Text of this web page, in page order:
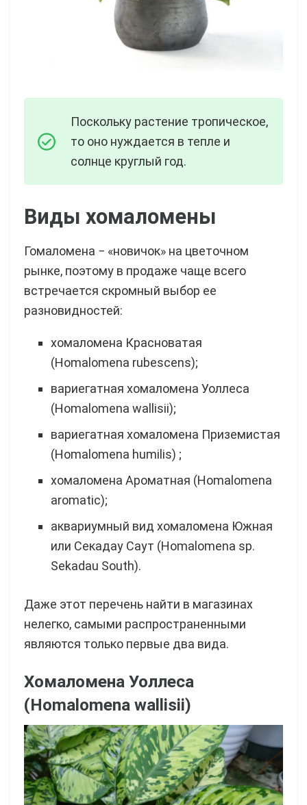
Поскольку растение тропическое,
то оно нуждается в тепле и
солнце круглый год.
Виды хомаломены
Гомаломена − «новичок» на цветочном
рынке, поэтому в продаже чаще всего
встречается скромный выбор ее
разновидностей:
хомаломена Красноватая
(Homalomena rubescens);
вариегатная хомаломена Уоллеса
(Homalomena wallisii);
вариегатная хомаломена Приземистая
(Homalomena humilis) ;
хомаломена Ароматная (Homalomena
aromatic);
аквариумный вид хомаломена Южная
или Секадау Саут (Homalomena sp.
Sekadau South).
Даже этот перечень найти в магазинах
нелегко, самыми распространенными
являются только первые два вида.
Хомаломена Уоллеса
(Homalomena wallisii)